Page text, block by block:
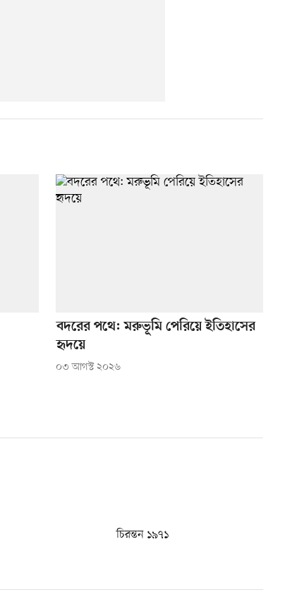
বদরের পথে: মরুভূমি পেরিয়ে ইতিহাসের
হৃদয়ে
০৩ আগস্ট ২০২৬
চিরন্তন ১৯৭১